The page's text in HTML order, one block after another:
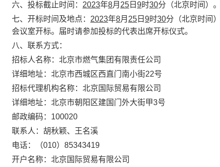
六、投标截止时间： 2023年8月 25 日 9时30分（北京时间）
七、开标时间及地点： 2023年8月 25 日 9时30分（北京时间
会议室开标。届时请参加投标的代表出席开标仪式。
八、联系方式：
招标人名称：北京市燃气集团有限责任公司
详细地址：北京市西城区西直门南小街22号
招标代理机构名称：北京国际贸易有限公司
详细地址：北京市朝阳区建国门外大街甲3号
邮政编码：100020
联系人：胡秋颖、王名溪
电话：（010）85343419
开户名称：北京国际贸易有限公司